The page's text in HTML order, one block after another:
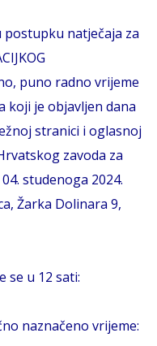
postupku natječaja za
puno radno vrijeme
koji je objavljen dana
stranici i oglasnoj
zavoda za
studenoga 2024.
Žarka Dolinara 9,
se u 12 sati:
naznačeno vrijeme: